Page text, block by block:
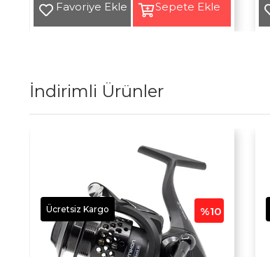
Yeni
Ürün
İndirimli Ürünler
%10
Ücretsiz Kargo